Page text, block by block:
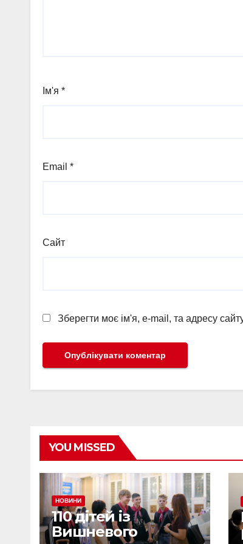
Ім'я *
Email *
Сайт
Зберегти моє ім'я, e-mail, та адресу
YOU MISSED
НОВИНИ
110 дітей із
Вишневого